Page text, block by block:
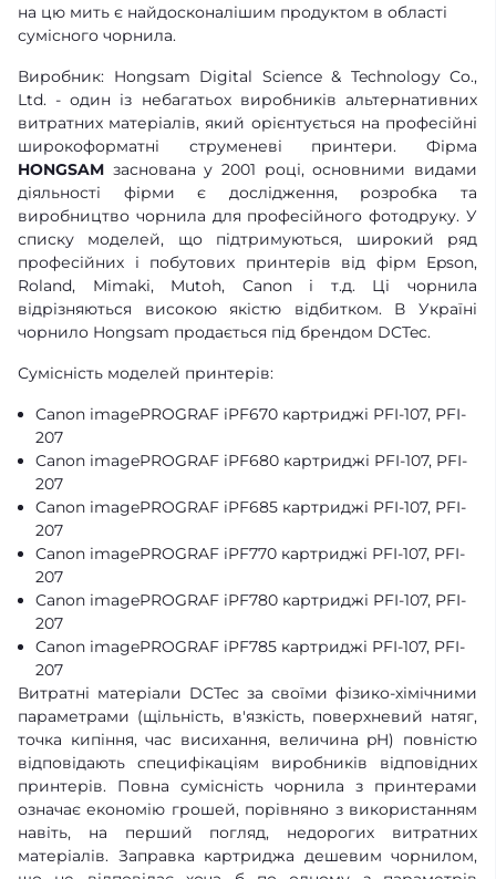
на цю мить є найдосконалішим продуктом в області
сумісного чорнила.
Виробник: Hongsam Digital Science & Technology Co.,
Ltd. - один із небагатьох виробників альтернативних
витратних матеріалів, який орієнтується на професійні
широкоформатні струменеві принтери. Фірма
HONGSAM заснована у 2001 році, основними видами
діяльності фірми є дослідження, розробка та
виробництво чорнила для професійного фотодруку. У
списку моделей, що підтримуються, широкий ряд
професійних і побутових принтерів від фірм Epson,
Roland, Mimaki, Mutoh, Canon і т.д. Ці чорнила
відрізняються високою якістю відбитком. В Україні
чорнило Hongsam продається під брендом DCTec.
Сумісність моделей принтерів:
Canon imagePROGRAF iPF670 картриджі PFI-107, PFI-
207
Canon imagePROGRAF iPF680 картриджі PFI-107, PFI-
207
Canon imagePROGRAF iPF685 картриджі PFI-107, PFI-
207
Canon imagePROGRAF iPF770 картриджі PFI-107, PFI-
207
Canon imagePROGRAF iPF780 картриджі PFI-107, PFI-
207
Canon imagePROGRAF iPF785 картриджі PFI-107, PFI-
207
Витратні матеріали DCTec за своїми фізико-хімічними
параметрами (щільність, в'язкість, поверхневий натяг,
точка кипіння, час висихання, величина pH) повністю
відповідають специфікаціям виробників відповідних
принтерів. Повна сумісність чорнила з принтерами
означає економію грошей, порівняно з використанням
навіть, на перший погляд, недорогих витратних
матеріалів. Заправка картриджа дешевим чорнилом,